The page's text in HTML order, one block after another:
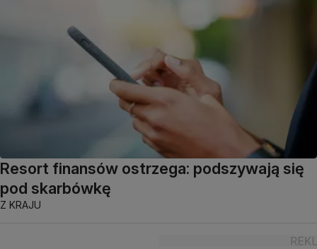
Resort finansów ostrzega: podszywają się
pod skarbówkę
Z KRAJU